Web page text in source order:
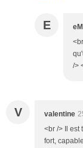
E
/>
V valentine
<br /> Il est
fort,